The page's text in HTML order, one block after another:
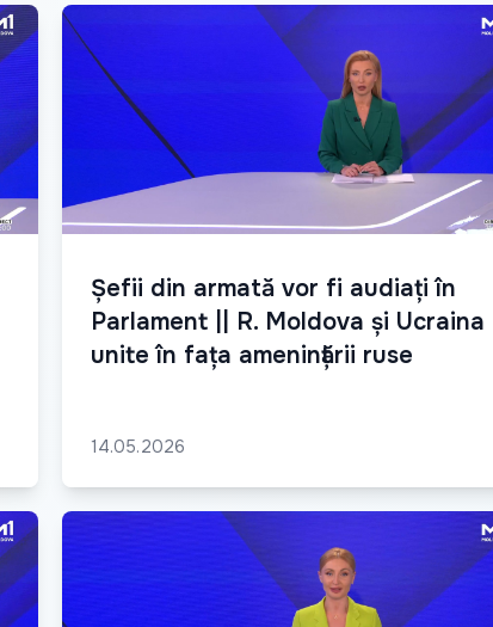
Șefii din armată vor fi audiați în
Parlament || R. Moldova și Ucraina
unite în fața amenințării ruse
14.05.2026